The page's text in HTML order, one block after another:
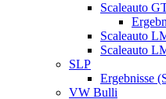
Scaleauto
Scaleauto
Scaleauto
SLP
Ergebnisse
VW Bulli